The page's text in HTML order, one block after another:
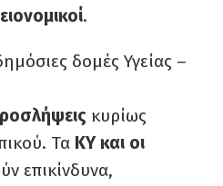
.
δομές Υγείας –
κυρίως
Τα ΚΥ και οι
επικίνδυνα,